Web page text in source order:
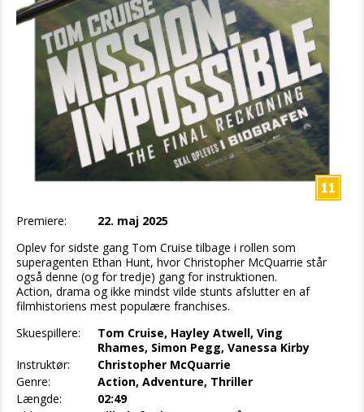
Premiere:
22. maj 2025
Oplev for sidste gang Tom Cruise tilbage i rollen som
superagenten Ethan Hunt, hvor Christopher McQuarrie står
også denne (og for tredje) gang for instruktionen.
Action, drama og ikke mindst vilde stunts afslutter en af
filmhistoriens mest populære franchises.
Skuespillere:
Tom Cruise, Hayley Atwell, Ving
Rhames, Simon Pegg, Vanessa Kirby
Instruktør:
Christopher McQuarrie
Genre:
Action, Adventure, Thriller
Længde:
02:49